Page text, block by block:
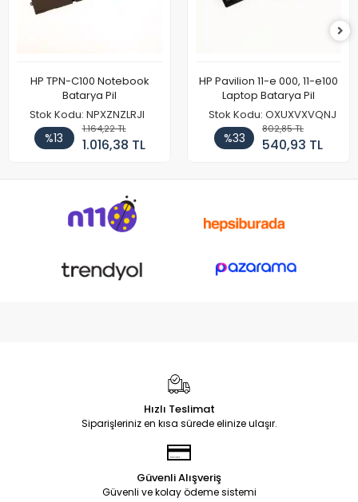
HP TPN-C100 Notebook
Batarya Pil
Stok Kodu: NPXZNZLRJI
%13
1.164,22 TL
1.016,38 TL
HP Pavilion 11-e 000, 11-e100
Laptop Batarya Pil
Stok Kodu: OXUXVXVQNJ
%33
802,85 TL
540,93 TL
Hızlı Teslimat
Siparişleriniz en kısa sürede elinize ulaşır.
Güvenli Alışveriş
Güvenli ve kolay ödeme sistemi